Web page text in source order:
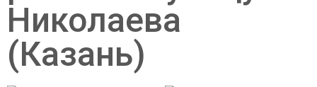
Николаева
(Казань)